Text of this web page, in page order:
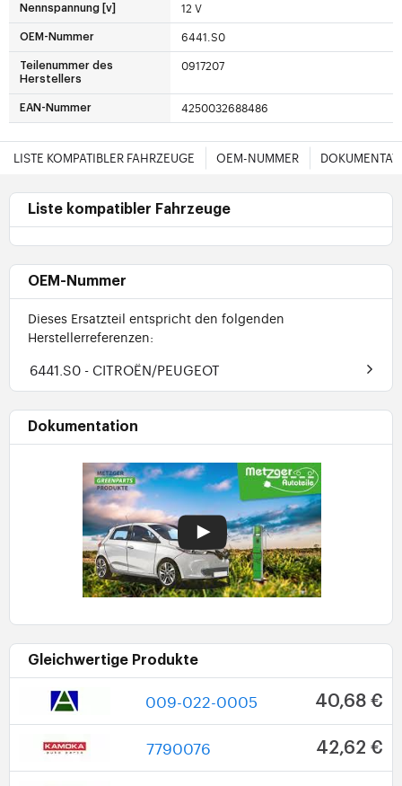
Nennspannung [v] 12 V
OEM-Nummer 6441.S0
Teilenummer des
Herstellers
0917207
EAN-Nummer 4250032688486
LISTE KOMPATIBLER FAHRZEUGE OEM-NUMMER
Liste kompatibler Fahrzeuge
OEM-Nummer
Dieses Ersatzteil entspricht den folgenden
Herstellerreferenzen:
6441.S0 - CITROËN/PEUGEOT
Dokumentation
Gleichwertige Produkte
009-022-0005 40,68 €
7790076 42,62 €